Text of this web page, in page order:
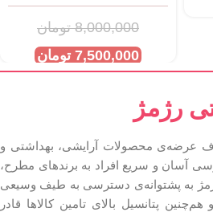
8,000,000 تومان
7,500,000 تومان
رژمژ​
عرضه‌ی محصولات آرایشی، بهداشتی و
آسان و سریع افراد به برندهای مطرح،
به پشتوانه‌ی دسترسی به طیف وسیعی
پتانسیل بالای تامین کالاها قادر